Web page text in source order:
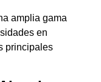
amplia gama
en
principales